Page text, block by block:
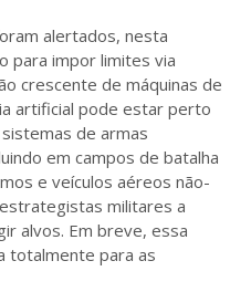
alertados, nesta
para impor limites via
crescente de máquinas de
artificial pode estar perto
de armas
em campos de batalha
e veículos aéreos não-
militares a
alvos. Em breve, essa
totalmente para as